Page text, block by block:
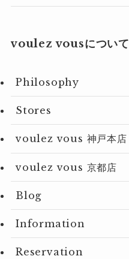
voulez vousについて
Philosophy
Stores
voulez vous 神戸本店
voulez vous 京都店
Blog
Information
Reservation